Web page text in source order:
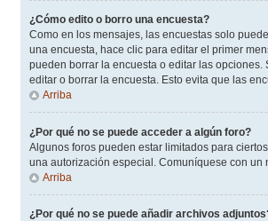
¿Cómo edito o borro una encuesta?
Como en los mensajes, las encuestas solo
una encuesta, hace clic para editar el primer
pueden borrar la encuesta o editar las
editar o borrar la encuesta. Esto evita que las
Arriba
¿Por qué no se puede acceder a algún foro?
Algunos foros pueden estar limitados para
una autorización especial. Comuníquese con
Arriba
¿Por qué no se puede añadir archivos